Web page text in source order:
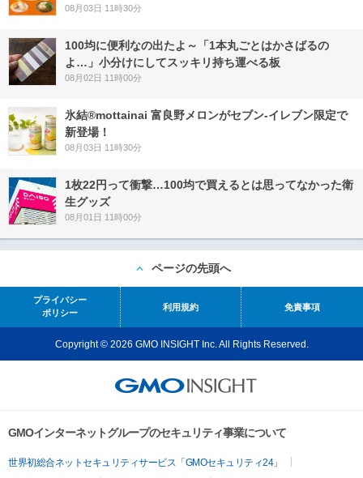
08月03日 11時30分
100均に便利なの出たよ～「1本丸ごとはかさばるの
よ…」小分けにしてスッキリ持ち運べる板
08月02日 11時00分
氷結®mottainai 富良野メロンがセブン‐イレブン限定で
新登場！
08月03日 11時30分
1枚22円って衝撃…100均で買えるとは思ってなかった衛
生グッズ
08月01日 11時00分
ページの先頭へ
プライバシー
ポリシー
利用規約 免責事項
Copyright © 2026 GMO INSIGHT Inc. All Rights Reserved.
GMOインターネットグループのセキュリティ事業について
世界初総合ネットセキュリティサービス「GMOセキュリティ24」